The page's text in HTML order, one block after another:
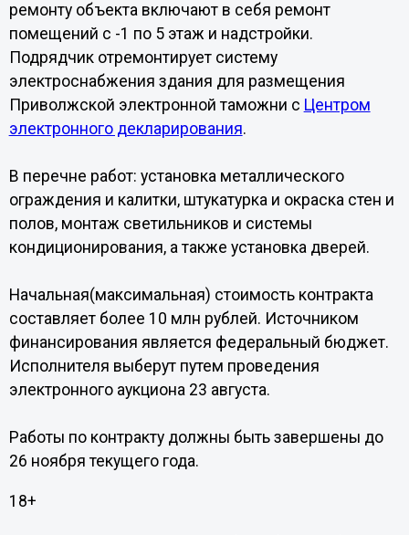
ремонту объекта включают в себя ремонт
помещений с -1 по 5 этаж и надстройки.
Подрядчик отремонтирует систему
электроснабжения здания для размещения
Приволжской электронной таможни с Центром
электронного декларирования.
В перечне работ: установка металлического
ограждения и калитки, штукатурка и окраска стен и
полов, монтаж светильников и системы
кондиционирования, а также установка дверей.
Начальная(максимальная) стоимость контракта
составляет более 10 млн рублей. Источником
финансирования является федеральный бюджет.
Исполнителя выберут путем проведения
электронного аукциона 23 августа.
Работы по контракту должны быть завершены до
26 ноября текущего года.
18+